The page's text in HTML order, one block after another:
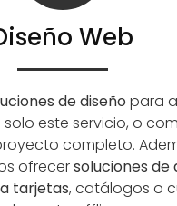
Web
de diseño para
este servicio, o
completo.
ofrecersoluciones de
tarjetas, catálogos o